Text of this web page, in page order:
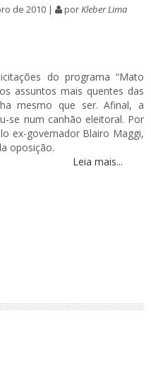
de 2010 | porKleber Lima
do programa “Mato
assuntos mais quentes das
mesmo que ser. Afinal, a
se num canhão eleitoral. Por
ex-governador Blairo Maggi,
oposição.
Leia mais...